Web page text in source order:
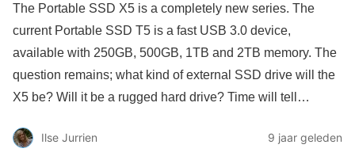
The Portable SSD X5 is a completely new series. The
current Portable SSD T5 is a fast USB 3.0 device,
available with 250GB, 500GB, 1TB and 2TB memory. The
question remains; what kind of external SSD drive will the
X5 be? Will it be a rugged hard drive? Time will tell…
Ilse Jurrien
9 jaar geleden